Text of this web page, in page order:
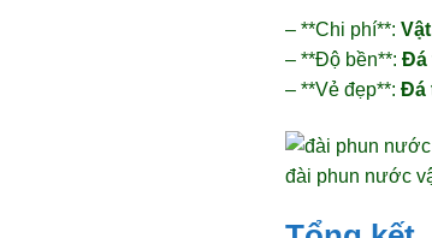
– **Chi phí**:
– **Độ bền**: Đá
– **Vẻ đẹp**: Đá
đài phun nước